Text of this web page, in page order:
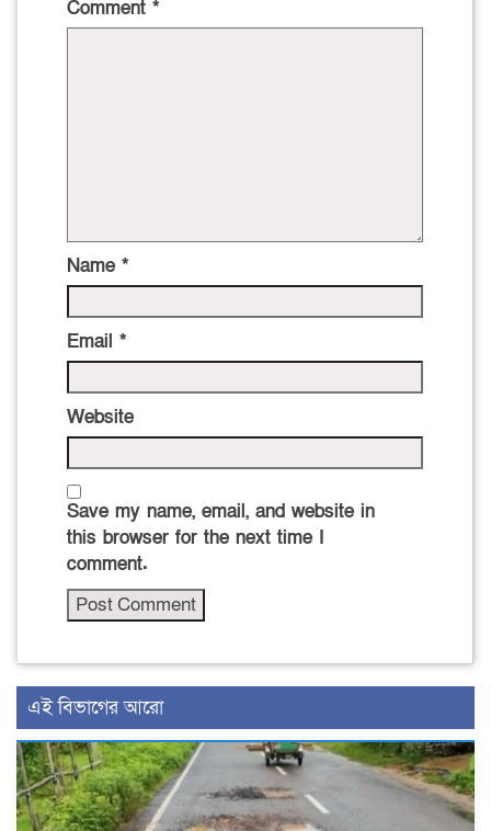
Comment *
Name *
Email *
Website
Save my name, email, and website in
this browser for the next time I
comment.
এই বিভাগের আরো